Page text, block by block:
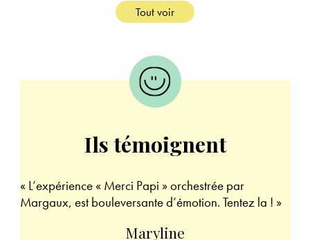
Tout voir
Ils témoignent
« L’expérience « Merci Papi » orchestrée par
Margaux, est bouleversante d’émotion. Tentez la ! »
Maryline